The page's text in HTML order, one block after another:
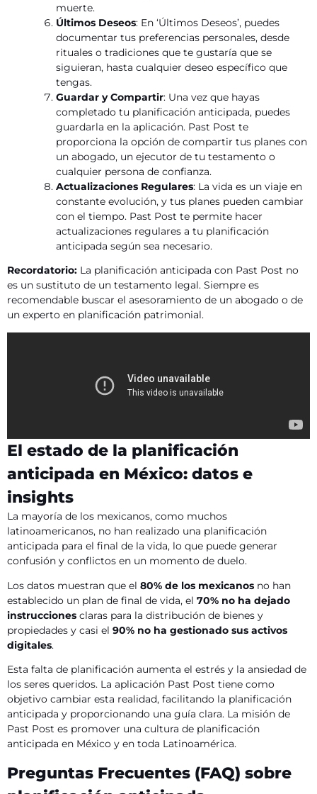
muerte.
Últimos Deseos: En ‘Últimos Deseos’, puedes
documentar tus preferencias personales, desde
rituales o tradiciones que te gustaría que se
siguieran, hasta cualquier deseo específico que
tengas.
Guardar y Compartir: Una vez que hayas
completado tu planificación anticipada, puedes
guardarla en la aplicación. Past Post te
proporciona la opción de compartir tus planes con
un abogado, un ejecutor de tu testamento o
cualquier persona de confianza.
Actualizaciones Regulares: La vida es un viaje en
constante evolución, y tus planes pueden cambiar
con el tiempo. Past Post te permite hacer
actualizaciones regulares a tu planificación
anticipada según sea necesario.
Recordatorio: La planificación anticipada con Past Post no
es un sustituto de un testamento legal. Siempre es
recomendable buscar el asesoramiento de un abogado o de
un experto en planificación patrimonial.
El estado de la planificación
anticipada en México: datos e
insights
La mayoría de los mexicanos, como muchos
latinoamericanos, no han realizado una planificación
anticipada para el final de la vida, lo que puede generar
confusión y conflictos en un momento de duelo.
Los datos muestran que el 80% de los mexicanos no han
establecido un plan de final de vida, el 70% no ha dejado
instrucciones claras para la distribución de bienes y
propiedades y casi el 90% no ha gestionado sus activos
digitales.
Esta falta de planificación aumenta el estrés y la ansiedad de
los seres queridos. La aplicación Past Post tiene como
objetivo cambiar esta realidad, facilitando la planificación
anticipada y proporcionando una guía clara. La misión de
Past Post es promover una cultura de planificación
anticipada en México y en toda Latinoamérica.
Preguntas Frecuentes (FAQ) sobre